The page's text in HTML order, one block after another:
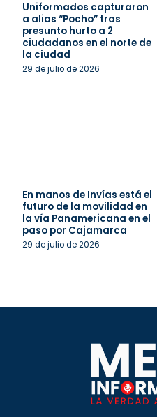
Uniformados capturaron
a alias “Pocho” tras
presunto hurto a 2
ciudadanos en el norte de
la ciudad
29 de julio de 2026
En manos de Invías está el
futuro de la movilidad en
la vía Panamericana en el
paso por Cajamarca
29 de julio de 2026